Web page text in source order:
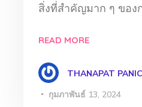
สิ่งที่สำคัญมาก ๆ ของ
READ MORE
THANAPAT
กุมภาพันธ์ 13, 2024